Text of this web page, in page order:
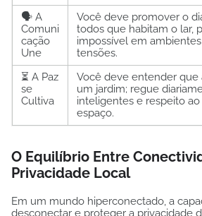
🗣️ A
Comuni
cação
Une
Você deve promover o
todos que habitam o lar,
impossível em
tensões.
⏳ A Paz
se
Cultiva
Você deve entender que
um jardim; regue
inteligentes e respeito
espaço.
O Equilíbrio Entre
Privacidade Local
Em um mundo hiperconectado, a
desconectar e proteger a privacidade